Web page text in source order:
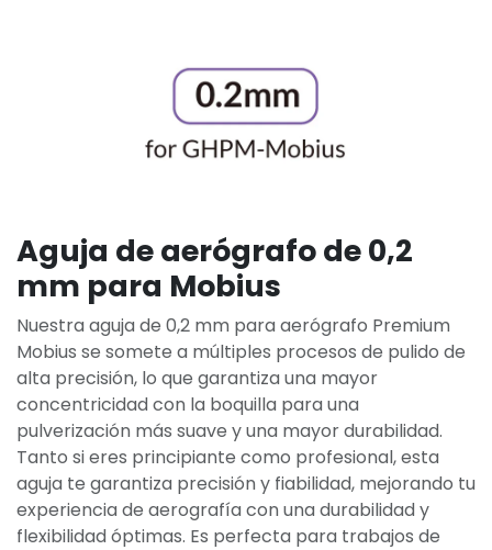
Aguja de aerógrafo de 0,2
mm para Mobius
Nuestra aguja de 0,2 mm para aerógrafo Premium
Mobius se somete a múltiples procesos de pulido de
alta precisión, lo que garantiza una mayor
concentricidad con la boquilla para una
pulverización más suave y una mayor durabilidad.
Tanto si eres principiante como profesional, esta
aguja te garantiza precisión y fiabilidad, mejorando tu
experiencia de aerografía con una durabilidad y
flexibilidad óptimas. Es perfecta para trabajos de